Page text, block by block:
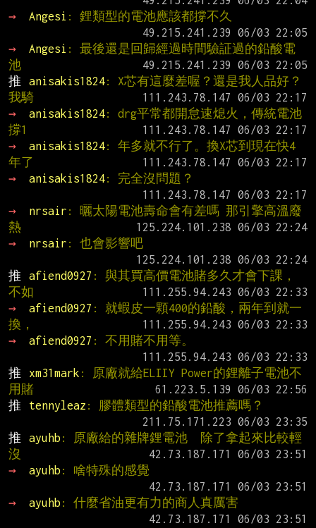
→
Angesi : 鋰類型的電池應該都撐不久
→
Angesi : 最後還是回歸經過時間驗証過的鉛酸電
池
推
anisakis1824: X芯有這麼差喔？還是我人品好？
我騎
→
anisakis1824: drg平常都開怠速熄火，傳統電池
撐1
→
anisakis1824: 年多就不行了。換X芯到現在快4
年了
→
anisakis1824: 完全沒問題？
→
nrsair : 曬太陽電池壽命會有差嗎 那引擎高溫廢
熱
→
nrsair : 也會影響吧
推
afiend0927 : 與其買高價電池賭多久才會下課，
不如
→
afiend0927 : 就蝦皮一顆400的鉛酸，兩年到就一
換，
→
afiend0927 : 不用賭不用等。
推
xm31mark : 原廠就給ELIIY Power的鋰離子電池不
用賭
推
tennyleaz : 膠體類型的鉛酸電池推薦嗎？
推
ayuhb : 原廠給的雜牌鋰電池  除了拿起來比較輕
沒
→
ayuhb : 啥特殊的感覺
→
ayuhb : 什麼省油更有力的商人真厲害